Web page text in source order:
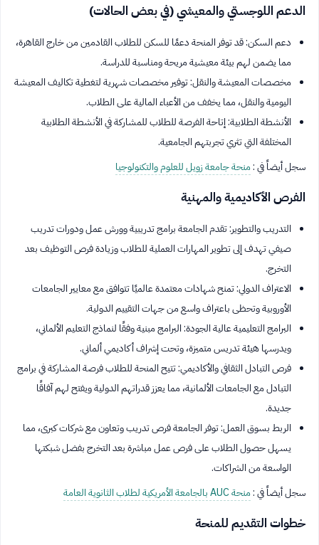
الدعم اللوجستي والمعيشي (في بعض الحالات)
دعم السكن: قد توفر المنحة دعمًا للسكن للطلاب القادمين من خارج القاهرة،
مما يضمن لهم بيئة معيشية مريحة ومناسبة للدراسة.
مخصصات المعيشة والنقل: توفير مخصصات شهرية لتغطية تكاليف المعيشة
اليومية والنقل، مما يخفف من الأعباء المالية على الطلاب.
الأنشطة الطلابية: إتاحة الفرصة للطلاب للمشاركة في الأنشطة الطلابية
المختلفة التي تثري تجربتهم الجامعية.
سجل أيضاً في :منحة جامعة زويل للعلوم والتكنولوجيا
الفرص الأكاديمية والمهنية
التدريب والتطوير: تقدم الجامعة برامج تدريبية وورش عمل ودورات تدريب
صيفي تهدف إلى تطوير المهارات العملية للطلاب وزيادة فرص التوظيف بعد
التخرج.
الاعتراف الدولي: تمنح شهادات معتمدة عالميًا تتوافق مع معايير الجامعات
الأوروبية وتحظى باعتراف واسع من جهات التقييم الدولية.
البرامج التعليمية عالية الجودة: البرامج مبنية وفقًا لنماذج التعليم الألماني،
ويدرسها هيئة تدريس متميزة، وتحت إشراف أكاديمي ألماني.
فرص التبادل الثقافي والأكاديمي: تتيح المنحة للطلاب فرصة المشاركة في برامج
التبادل مع الجامعات الألمانية، مما يعزز قدراتهم الدولية ويفتح لهم آفاقًا
جديدة.
الربط بسوق العمل: توفر الجامعة فرص تدريب وتعاون مع شركات كبرى، مما
يسهل حصول الطلاب على فرص عمل مباشرة بعد التخرج بفضل شبكتها
الواسعة من الشراكات.
سجل أيضاً في :منحة AUC بالجامعة الأمريكية لطلاب الثانوية العامة
خطوات التقديم للمنحة